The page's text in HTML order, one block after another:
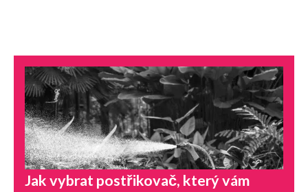
Jak vybrat postřikovač, který vám